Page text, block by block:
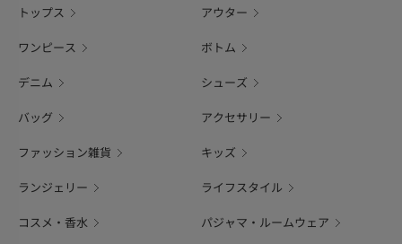
トップス アウター
ワンピース ボトム
デニム シューズ
バッグ アクセサリー
ファッション雑貨 キッズ
ランジェリー ライフスタイル
コスメ・香水 パジャマ・ルームウェア